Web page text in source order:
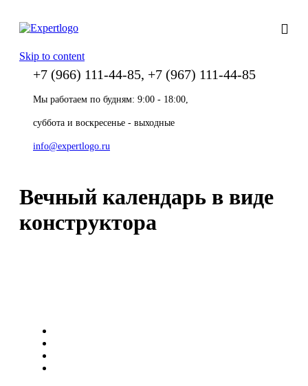
Skip to content
+7 (966) 111-44-85, +7 (967) 111-44-85
Мы работаем по будням: 9:00 - 18:00,
суббота и воскресенье - выходные
info@expertlogo.ru
Вечный календарь в виде
конструктора